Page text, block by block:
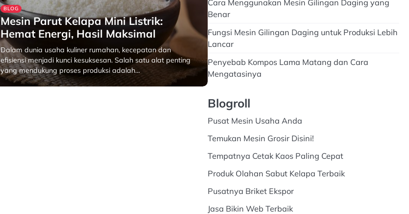
BLOG
Mesin Parut Kelapa Mini Listrik:
Hemat Energi, Hasil Maksimal
Dalam dunia usaha kuliner rumahan, kecepatan dan
efisiensi menjadi kunci kesuksesan. Salah satu alat penting
yang mendukung proses produksi adalah…
Juni 9, 2025
Cara Menggunakan Mesin Gilingan Daging yang
Benar
Fungsi Mesin Gilingan Daging untuk Produksi Lebih
Lancar
Penyebab Kompos Lama Matang dan Cara
Mengatasinya
Blogroll
Pusat Mesin Usaha Anda
Temukan Mesin Grosir Disini!
Tempatnya Cetak Kaos Paling Cepat
Produk Olahan Sabut Kelapa Terbaik
Pusatnya Briket Ekspor
Jasa Bikin Web Terbaik